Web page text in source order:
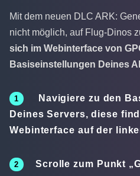
Mit dem neuen DLC ARK:
nicht möglich, auf Flug-Dinos
sich im Webinterface von
Basiseinstellungen Deines
Navigiere zu den
Deines Servers, diese
Webinterface auf der
Scrolle zum Punkt „